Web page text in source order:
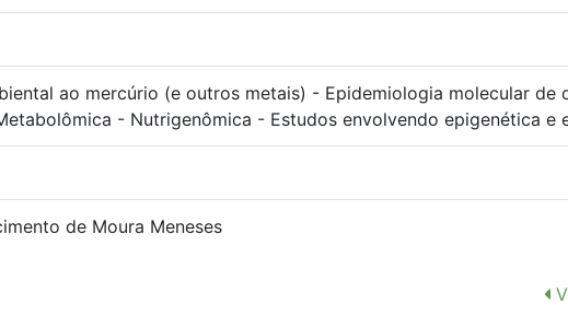
ao mercúrio (e outros metais) - Epidemiologia molecular de
- Nutrigenômica - Estudos envolvendo epigenética e
de Moura Meneses